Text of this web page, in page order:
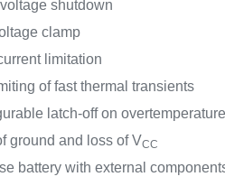
shutdown
clamp
limitation
of fast thermal transients
latch-off on
ground and loss of VCC
battery with external